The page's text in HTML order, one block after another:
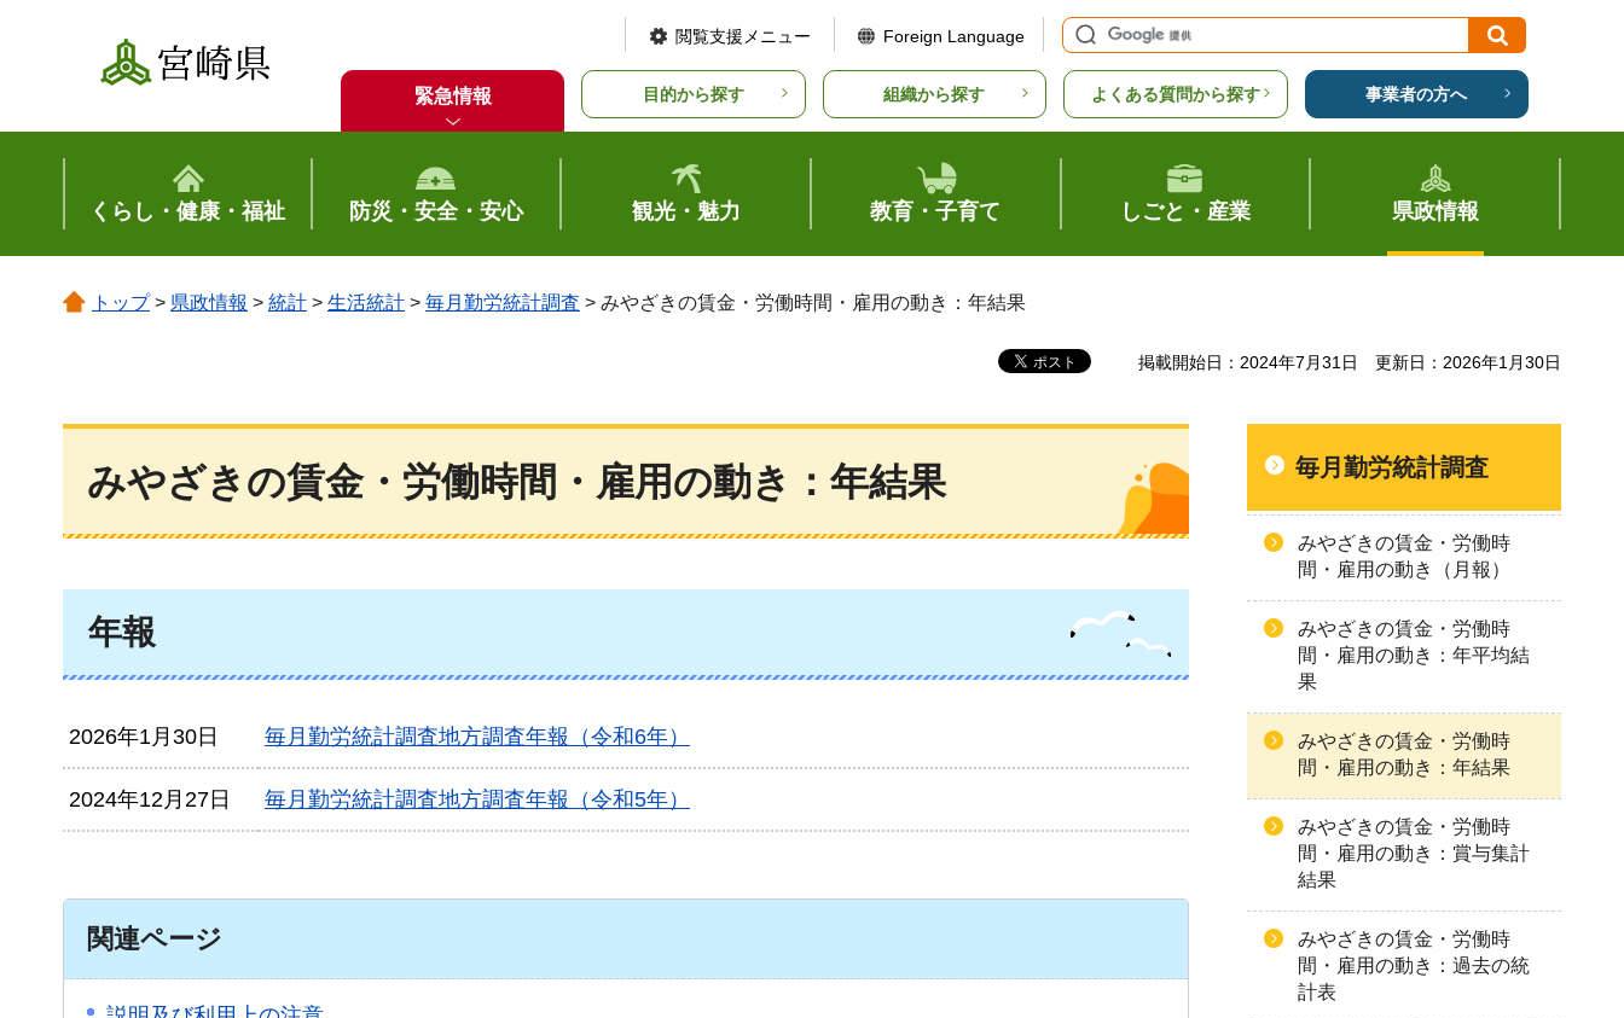
宮崎県
閲覧支援メニュー Foreign Language
緊急情報 目的から探す 組織から探す よくある質問から探す 事業者の方へ
くらし・健康・福祉 防災・安全・安心 観光・魅力 教育・子育て しごと・産業 県政情報
トップ> 県政情報 > 統計 > 生活統計 > 毎月勤労統計調査 > みやざきの賃金・労働時間・雇用の動き：年結果
掲載開始日：2024年7月31日 更新日：2026年1月30日
みやざきの賃金・労働時間・雇用の動き：年結果
年報
2026年1月30日 毎月勤労統計調査地方調査年報（令和6年）
2024年12月27日 毎月勤労統計調査地方調査年報（令和5年）
関連ページ
毎月勤労統計調査
みやざきの賃金・労働時
間・雇用の動き（月報）
みやざきの賃金・労働時
間・雇用の動き：年平均結
果
みやざきの賃金・労働時
間・雇用の動き：年結果
みやざきの賃金・労働時
間・雇用の動き：賞与集計
結果
みやざきの賃金・労働時
間・雇用の動き：過去の統
計表